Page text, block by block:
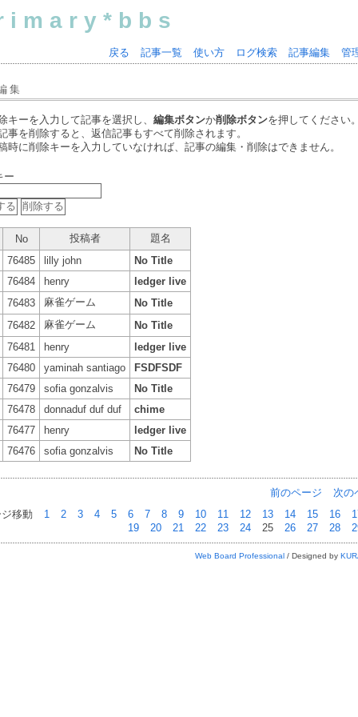
戻る 記事一覧 使い方 ログ検索 記事編集 管
集
キーを入力して記事を選択し、 編集ボタンか削除ボタンを押してください。
事を削除すると、返信記事もすべて削除されます。
時に削除キーを入力していなければ、記事の編集・削除はできません。
ー
No 投稿者
題名
76485
lilly john
No Title
76484
henry
ledger live
76483
麻雀ゲーム
No Title
76482
麻雀ゲーム
No Title
76481
henry
ledger live
76480
yaminah santiago
FSDFSDF
76479
sofia gonzalvis
No Title
76478
donnaduf duf duf
chime
76477
henry
ledger live
76476
sofia gonzalvis No Title
前のページ
次の
移動
1 2 3 4 5 6 7 8 9 10 11 12 13 14 15 16
19
20 21 22 23 24 25 26 27 28
Web Board Professional / Designed by